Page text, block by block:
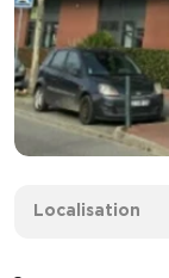
Localisation